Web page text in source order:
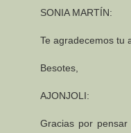
SONIA MARTÍN:
Te agradecemos tu
Besotes,
AJONJOLI:
Gracias por